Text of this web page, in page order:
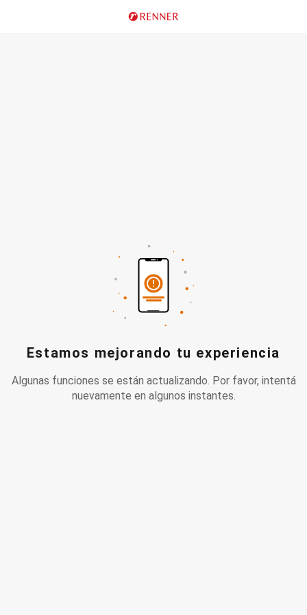
Estamos mejorando tu experiencia
Algunas funciones se están actualizando. Por favor, intentá
nuevamente en algunos instantes.